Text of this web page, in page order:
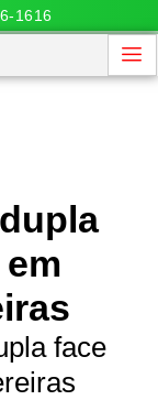
1616
face